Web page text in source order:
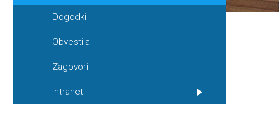
Dogodki
Obvestila
Zagovori
Intranet